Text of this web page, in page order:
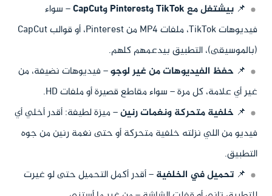
📌 بيشتغل مع TikTok وPinterest وCapCut
– سواء
فيديوهات TikTok، ملفات MP4 من Pinterest، أو قوالب CapCut
(بالموسيقى)، التطبيق بيدعمهم كلهم.
📌 حفظ الفيديوهات من غير لوجو– فيديوهات نضيفة، من
غير أي علامة، كل مرة – سواء مقاطع قصيرة أو ملفات HD.
📌 خلفية متحركة ونغمات رنين– ميزة لطيفة: أقدر أخلي أي
فيديو من اللي نزلته خلفية متحركة أو حتى نغمة رنين من جوه
التطبيق.
📌 تحميل في الخلفية– أقدر أكمل التحميل حتى لو غيرت